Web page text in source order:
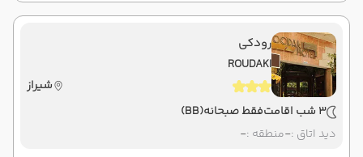
رودکی
ROUDAKI
شیراز
3 شب اقامت
فقط صبحانه(BB)
دید اتاق :-منطقه :-